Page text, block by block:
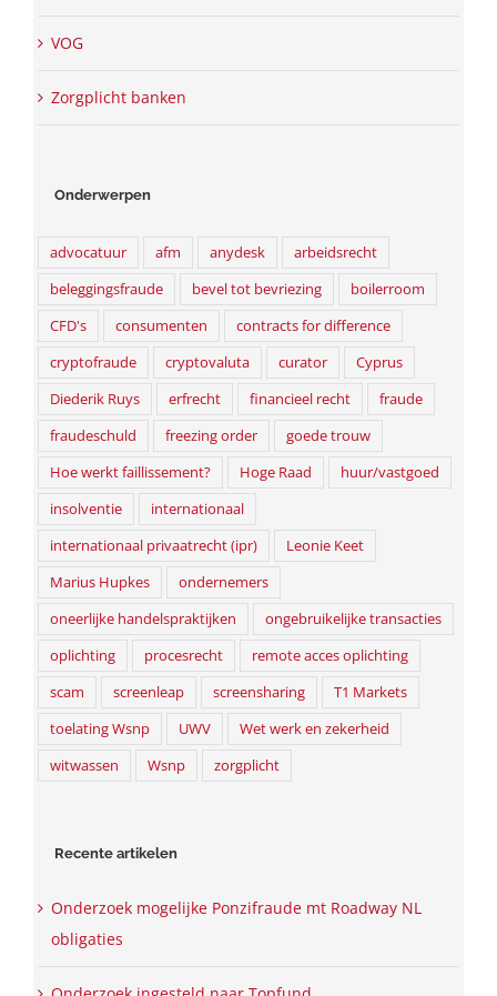
VOG
Zorgplicht banken
Onderwerpen
advocatuur afm anydesk
arbeidsrecht
beleggingsfraude
bevel tot bevriezing
boilerroom
CFD's
consumenten
contracts for difference
cryptofraude
cryptovaluta curator
Cyprus
Diederik Ruys
erfrecht financieel recht
fraude
fraudeschuld
freezing order
goede trouw
Hoe werkt faillissement?
Hoge Raad
huur/vastgoed
insolventie
internationaal
internationaal privaatrecht (ipr)
Leonie Keet
Marius Hupkes
ondernemers
oneerlijke handelspraktijken
ongebruikelijke transacties
oplichting
procesrecht
remote acces oplichting
scam
screenleap screensharing
T1 Markets
toelating Wsnp
UWV
Wet werk en zekerheid
witwassen
Wsnp zorgplicht
Recente artikelen
Onderzoek mogelijke Ponzifraude mt Roadway NL
obligaties